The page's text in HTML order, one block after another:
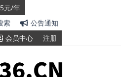
元/年
索
公告通知
会员中心 注册